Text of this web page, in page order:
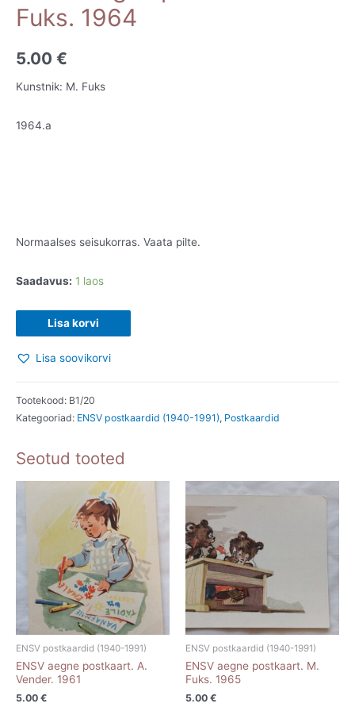
Fuks. 1964
5.00 €
Kunstnik: M. Fuks
1964.a
Normaalses seisukorras. Vaata pilte.
Saadavus: 1 laos
aegne
postkaart.
Fuks.
1964
Lisa korvi
Lisa soovikorvi
Tootekood: B1/20
Kategooriad: ENSV postkaardid (1940-1991), Postkaardid
Seotud tooted
ENSV postkaardid (1940-1991)
ENSV aegne postkaart. A.
Vender. 1961
5.00 €
ENSV postkaardid (1940-1991)
ENSV aegne postkaart. M.
Fuks. 1965
5.00 €